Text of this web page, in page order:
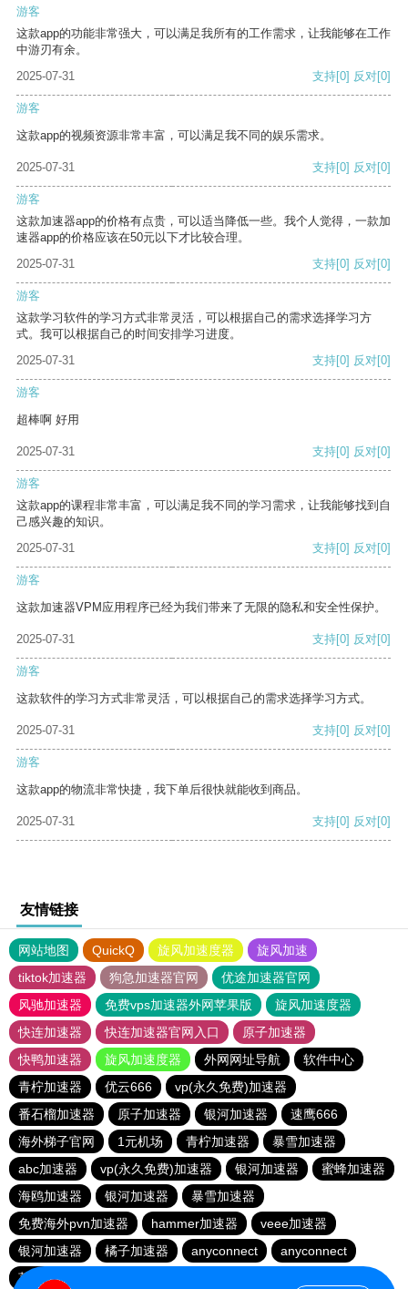
游客
这款app的功能非常强大，可以满足我所有的工作需求，让我能够在工作
中游刃有余。
2025-07-31
支持[0] 反对[0]
游客
这款app的视频资源非常丰富，可以满足我不同的娱乐需求。
2025-07-31 支持[0] 反对[0]
游客
这款加速器app的价格有点贵，可以适当降低一些。我个人觉得，一款加
速器app的价格应该在50元以下才比较合理。
2025-07-31
支持[0] 反对[0]
游客
这款学习软件的学习方式非常灵活，可以根据自己的需求选择学习方
式。我可以根据自己的时间安排学习进度。
2025-07-31
支持[0] 反对[0]
游客
超棒啊 好用
2025-07-31 支持[0] 反对[0]
游客
这款app的课程非常丰富，可以满足我不同的学习需求，让我能够找到自
己感兴趣的知识。
2025-07-31
支持[0] 反对[0]
游客
这款加速器VPM应用程序已经为我们带来了无限的隐私和安全性保护。
2025-07-31 支持[0] 反对[0]
游客
这款软件的学习方式非常灵活，可以根据自己的需求选择学习方式。
2025-07-31 支持[0] 反对[0]
游客
这款app的物流非常快捷，我下单后很快就能收到商品。
2025-07-31 支持[0] 反对[0]
友情链接
网站地图 QuickQ 旋风加速度器
旋风加速
tiktok加速器
狗急加速器官网
优途加速器官网
风驰加速器
免费vps加速器外网苹果版
旋风加速度器
快连加速器
快连加速器官网入口
原子加速器
快鸭加速器
旋风加速度器 外网网址导航
软件中心
青柠加速器
优云666
vp(永久免费)加速器
番石榴加速器
原子加速器 银河加速器
速鹰666
海外梯子官网
1元机场 青柠加速器
暴雪加速器
abc加速器
vp(永久免费)加速器 银河加速器
蜜蜂加速器
海鸥加速器
银河加速器
暴雪加速器
免费海外pvn加速器
hammer加速器
veee加速器
银河加速器
橘子加速器 anyconnect
anyconnect
荔枝加速器